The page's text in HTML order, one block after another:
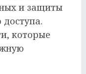
и защиты
которые